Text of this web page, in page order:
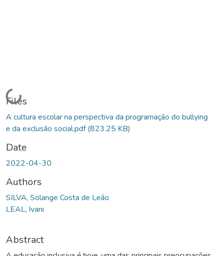
Loading...
Files
A cultura escolar na perspectiva da programação do bullying
e da exclusão social.pdf(823.25 KB)
Date
2022-04-30
Authors
SILVA, Solange Costa de Leão
LEAL, Ivani
Abstract